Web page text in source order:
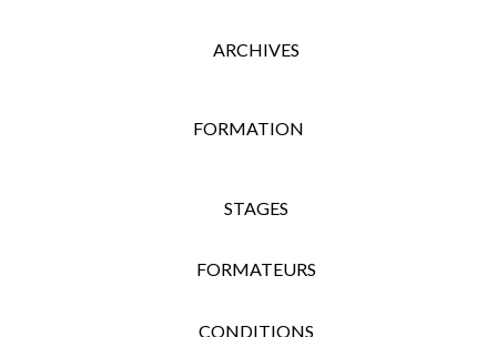
ARCHIVES
FORMATION
STAGES
FORMATEURS
CONDITIONS